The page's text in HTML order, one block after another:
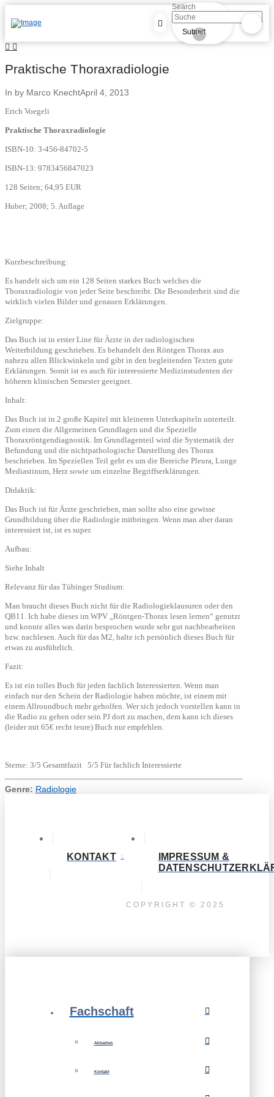
Search
Submit
Clear
Praktische Thoraxradiologie
In by Marco KnechtApril 4, 2013
Erich Voegeli
Praktische Thoraxradiologie
ISBN-10: 3-456-84702-5
ISBN-13: 9783456847023
128 Seiten; 64,95 EUR
Huber; 2008; 5. Auflage
Kurzbeschreibung:
Es handelt sich um ein 128 Seiten starkes Buch welches die
Thoraxradiologie von jeder Seite beschreibt. Die Besonderheit sind die
wirklich vielen Bilder und genauen Erklärungen.
Zielgruppe:
Das Buch ist in erster Line für Ärzte in der radiologischen
Weiterbildung geschrieben. Es behandelt den Röntgen Thorax aus
nahezu allen Blickwinkeln und gibt in den begleitenden Texten gute
Erklärungen. Somit ist es auch für interessierte Medizinstudenten der
höheren klinischen Semester geeignet.
Inhalt:
Das Buch ist in 2 große Kapitel mit kleineren Unterkapiteln unterteilt.
Zum einen die Allgemeinen Grundlagen und die Spezielle
Thoraxröntgendiagnostik. Im Grundlagenteil wird die Systematik der
Befundung und die nichtpathologische Darstellung des Thorax
beschrieben. Im Speziellen Teil geht es um die Bereiche Pleura, Lunge
Mediastinum, Herz sowie um einzelne Begriffserklärungen.
Didaktik:
Das Buch ist für Ärzte geschrieben, man sollte also eine gewisse
Grundbildung über die Radiologie mitbringen. Wenn man aber daran
interessiert ist, ist es super.
Aufbau:
Siehe Inhalt
Relevanz für das Tübinger Studium:
Man braucht dieses Buch nicht für die Radiologieklausuren oder den
QB11. Ich habe dieses im WPV „Röntgen-Thorax lesen lernen“ genutzt
und konnte alles was darin besprochen wurde sehr gut nachbearbeiten
bzw. nachlesen. Auch für das M2, halte ich persönlich dieses Buch für
etwas zu ausführlich.
Fazit:
Es ist ein tolles Buch für jeden fachlich Interessierten. Wenn man
einfach nur den Schein der Radiologie haben möchte, ist einem mit
einem Allroundbuch mehr geholfen. Wer sich jedoch vorstellen kann in
die Radio zu gehen oder sein PJ dort zu machen, dem kann ich dieses
(leider mit 65€ recht teure) Buch nur empfehlen.
Sterne: 3/5 Gesamtfazit 5/5 Für fachlich Interessierte
Genre: Radiologie
KONTAKT
IMPRESSUM &
COPYRIGHT © 2025
Fachschaft
Aktuelles
Kontakt